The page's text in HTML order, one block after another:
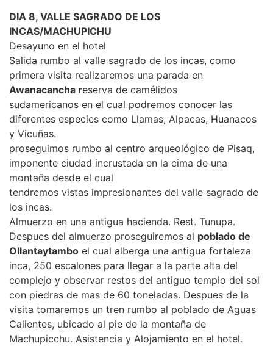
DIA 8, VALLE SAGRADO DE LOS
INCAS/MACHUPICHU
Desayuno en el hotel
Salida rumbo al valle sagrado de los incas, como
primera visita realizaremos una parada en
Awanacancha reserva de camélidos
sudamericanos en el cual podremos conocer las
diferentes especies como Llamas, Alpacas, Huanacos
y Vicuñas.
proseguimos rumbo al centro arqueológico de Pisaq,
imponente ciudad incrustada en la cima de una
montaña desde el cual
tendremos vistas impresionantes del valle sagrado de
los incas.
Almuerzo en una antigua hacienda. Rest. Tunupa.
Despues del almuerzo proseguiremos al poblado de
Ollantaytambo el cual alberga una antigua fortaleza
inca, 250 escalones para llegar a la parte alta del
complejo y observar restos del antiguo templo del sol
con piedras de mas de 60 toneladas. Despues de la
visita tomaremos un tren rumbo al poblado de Aguas
Calientes, ubicado al pie de la montaña de
Machupicchu. Asistencia y Alojamiento en el hotel.